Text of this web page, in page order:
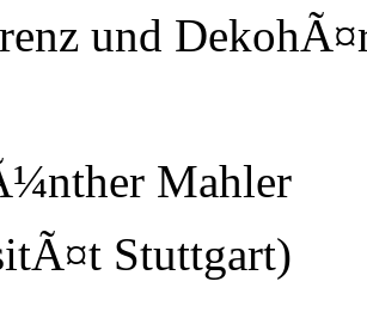
und
Mahler
Stuttgart)